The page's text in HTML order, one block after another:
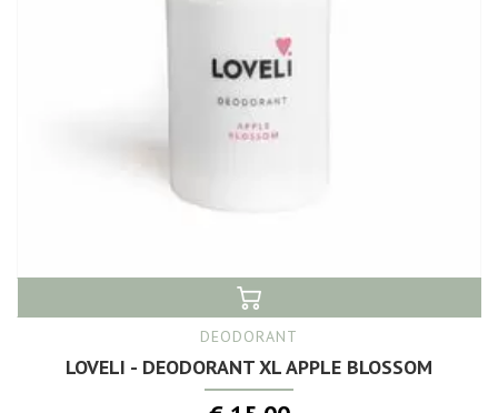
DEODORANT
LOVELI - DEODORANT XL APPLE BLOSSOM